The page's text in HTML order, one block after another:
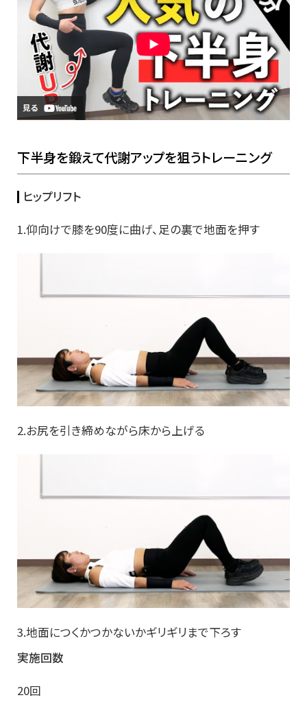
下半身を鍛えて代謝アップを狙うトレーニング
ヒップリフト
1.仰向けで膝を90度に曲げ、足の裏で地面を押す
2.お尻を引き締めながら床から上げる
3.地面につくかつかないかギリギリまで下ろす
実施回数
20回